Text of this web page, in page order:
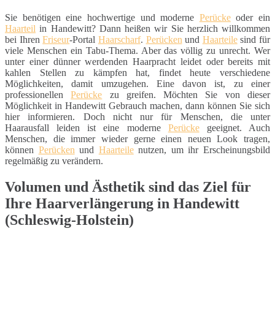
Sie benötigen eine hochwertige und moderne Perückeoder ein
Haarteil in Handewitt? Dann heißen wir Sie herzlich willkommen
bei IhrenFriseur-Portal Haarscharf. Perücken und Haarteilesind für
viele Menschen ein Tabu-Thema. Aber das völlig zu unrecht. Wer
unter einer dünner werdenden Haarpracht leidet oder bereits mit
kahlen Stellen zu kämpfen hat, findet heute verschiedene
Möglichkeiten, damit umzugehen. Eine davon ist, zu einer
professionellenPerücke zu greifen. Möchten Sie von dieser
Möglichkeit in Handewitt Gebrauch machen, dann können Sie sich
hier informieren. Doch nicht nur für Menschen, die unter
Haarausfall leiden ist eine moderne Perückegeeignet. Auch
Menschen, die immer wieder gerne einen neuen Look tragen,
können Perücken und Haarteilenutzen, um ihr Erscheinungsbild
regelmäßig zu verändern.
Volumen und Ästhetik sind das Ziel für
Ihre Haarverlängerung in Handewitt
(Schleswig-Holstein)